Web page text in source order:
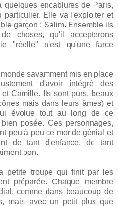
quelques encablures de Paris,
particulier. Elle va l'exploiter et
garçon : Salim. Ensemble ils
choses, qu'il accepterons
"réelle" n'est qu'une farce
savamment mis en place
d'avoir intégré des
Camille. Ils sont purs, beaux
mais dans leurs âmes) et
évolue tout au long de ce
posée. Ces personnages,
peu à peu ce monde génial et
de tant d'enfance, de tant
bon.
petite troupe qui finit par les
préparée. Chaque membre
comme dans beaucoup de
mais avec un petit plus que